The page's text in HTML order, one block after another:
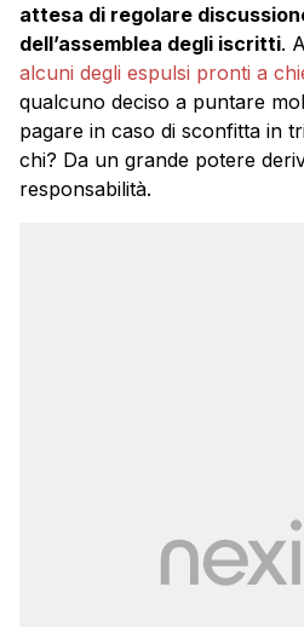
attesa di regolare
dell’assemblea degli iscritti.
alcuni degli espulsi pronti a
qualcuno deciso a puntare
pagare in caso di sconfitta in
chi? Da un grande potere
responsabilità.